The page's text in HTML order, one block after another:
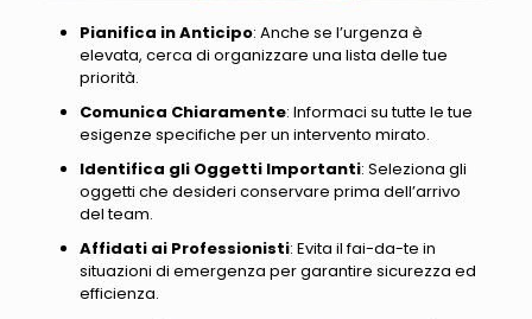
Pianifica in Anticipo: Anche se l’urgenza è
elevata, cerca di organizzare una lista delle tue
priorità.
Comunica Chiaramente: Informaci su tutte le tue
esigenze specifiche per un intervento mirato.
Identifica gli Oggetti Importanti: Seleziona gli
oggetti che desideri conservare prima dell’arrivo
del team.
Affidati ai Professionisti: Evita il fai-da-te in
situazioni di emergenza per garantire sicurezza ed
efficienza.